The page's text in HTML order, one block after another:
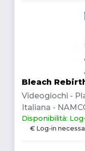
Bleach
Videogiochi -
Italiana -
Disponibilità:
€ Log-in